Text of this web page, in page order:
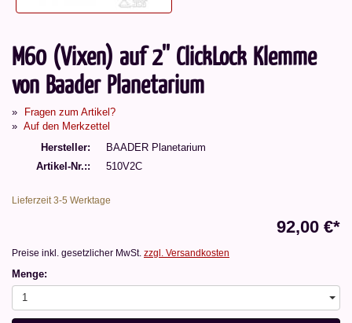
M60 (Vixen) auf 2'' ClickLock Klemme
von Baader Planetarium
Fragen zum Artikel?
Auf den Merkzettel
Hersteller
BAADER Planetarium
Artikel-Nr.:
510V2C
Lieferzeit 3-5 Werktage
92,00 €*
Preise inkl. gesetzlicher MwSt. zzgl. Versandkosten
Menge:
1